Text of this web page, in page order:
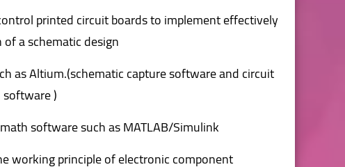
printed circuit boards to implement effectively
a schematic design.
as Altium.(schematic capture software and circuit
).
software such as MATLAB/Simulink.
working principle of electronic component.